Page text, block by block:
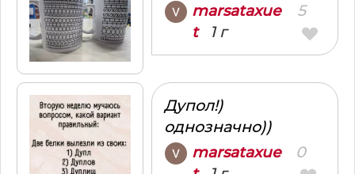
marsataxue
t1 г
5
Дупол!)
однозначно))
marsataxue
0